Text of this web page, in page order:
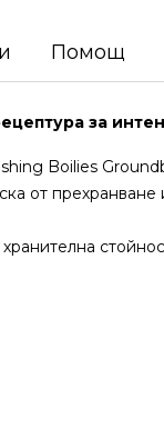
Помощ
за
Boilies
от прехранване